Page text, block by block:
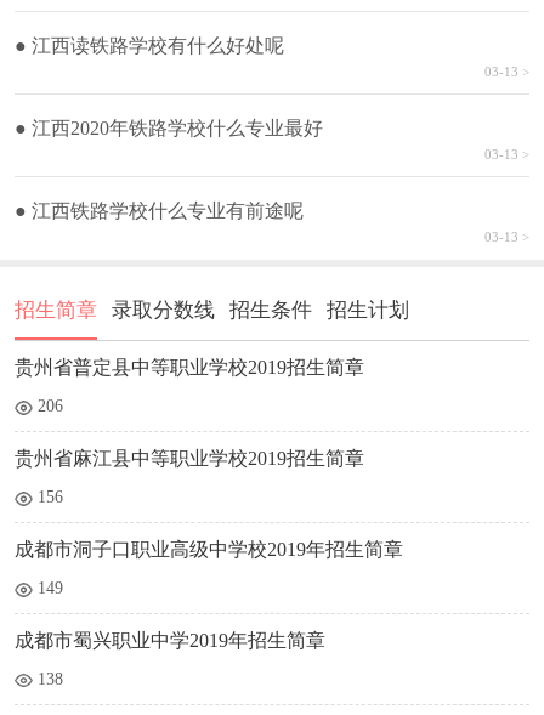
● 江西读铁路学校有什么好处呢
03-13 >
● 江西2020年铁路学校什么专业最好
03-13 >
● 江西铁路学校什么专业有前途呢
03-13 >
招生简章 录取分数线 招生条件 招生计划
贵州省普定县中等职业学校2019招生简章
206
贵州省麻江县中等职业学校2019招生简章
156
成都市洞子口职业高级中学校2019年招生简章
149
成都市蜀兴职业中学2019年招生简章
138